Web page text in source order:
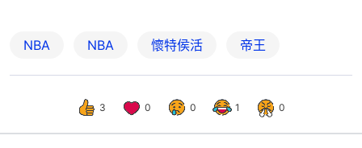
NBA NBA 懷特侯活 帝王
3 0 0 1 0